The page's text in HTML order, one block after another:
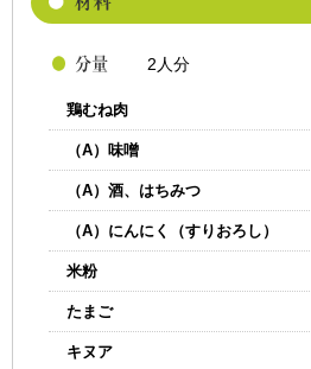
2人分
鶏むね肉
（A）味噌
（A）酒、はちみつ
（A）にんにく（すりおろし）
米粉
たまご
キヌア